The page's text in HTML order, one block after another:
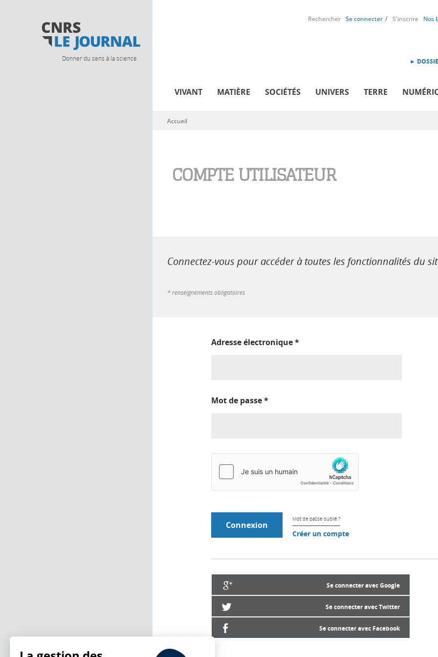
Donner du sens à la science
Rechercher Se connecter S'inscrire Nos
►
VIVANT MATIÈRE SOCIÉTÉS UNIVERS TERRE
Vous êtes ici
Accueil
COMPTE UTILISATEUR
Connectez-vous pour accéder à toutes les fonctionnalités du
* renseignements obligatoires
Adresse électronique*
Mot de passe*
Mot de passe oublié ?
Créer un compte
Se connecter avec Google
Se connecter avec Twitter
Se connecter avec Facebook